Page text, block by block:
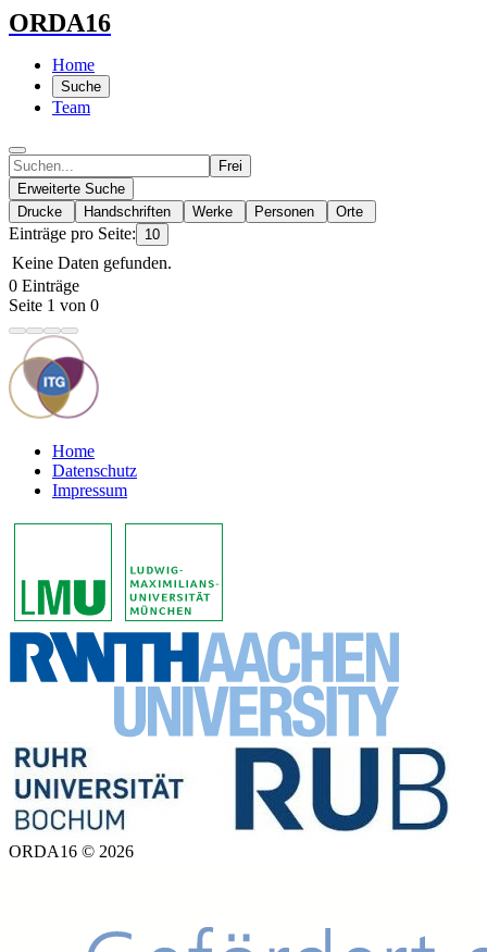
ORDA16
Home
Suche
Team
Frei
Erweiterte Suche
Drucke
Handschriften Werke Personen Orte
Einträge pro Seite: 10
Keine Daten gefunden.
0 Einträge
Seite 1 von 0
Home
Datenschutz
Impressum
ORDA16 © 2026